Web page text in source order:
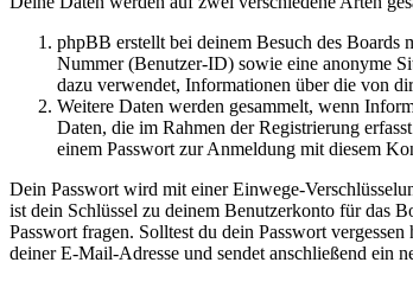
phpBB erstellt bei deinem Besuch des Boards
Nummer (Benutzer-ID) sowie eine anonyme
dazu verwendet, Informationen über die von
Weitere Daten werden gesammelt, wenn
Daten, die im Rahmen der Registrierung
einem Passwort zur Anmeldung mit diesem
Dein Passwort wird mit einer Einwege-
ist dein Schlüssel zu deinem Benutzerkonto für das
Passwort fragen. Solltest du dein Passwort
deiner E-Mail-Adresse und sendet anschließend ein